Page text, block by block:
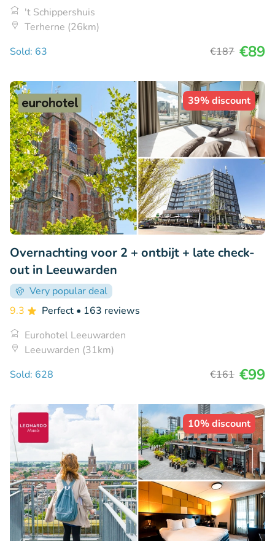
't Schippershuis
Terherne (26km)
Sold: 63
€187 €89
39% discount
Overnachting voor 2 + ontbijt + late check-
out in Leeuwarden
Very popular deal
9.3
Perfect • 163 reviews
Eurohotel Leeuwarden
Leeuwarden (31km)
Sold: 628
€161 €99
10% discount